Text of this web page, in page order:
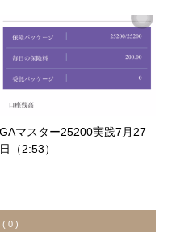
GAマスター25200実践7月27
日（2:53）
( 0 )